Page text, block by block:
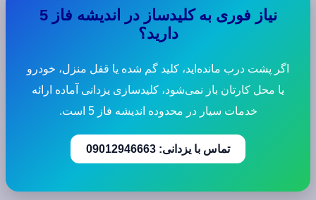
نیاز فوری به کلیدساز در اندیشه فاز 5
دارید؟
اگر پشت درب مانده‌اید، کلید گم شده یا قفل منزل، خودرو
یا محل کارتان باز نمی‌شود، کلیدسازی یزدانی آماده ارائه
خدمات سیار در محدوده اندیشه فاز 5 است.
تماس با یزدانی: 09012946663